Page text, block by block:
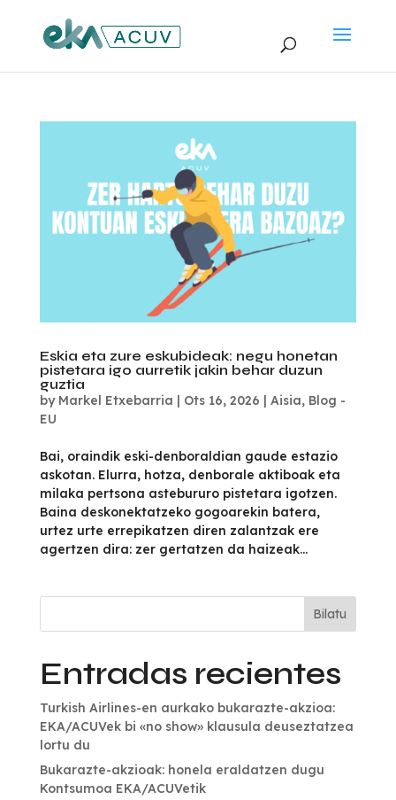
Eskia eta zure eskubideak: negu honetan
pistetara igo aurretik jakin behar duzun
guztia
by Markel Etxebarria | Ots 16, 2026 | Aisia, Blog -
EU
Bai, oraindik eski-denboraldian gaude estazio
askotan. Elurra, hotza, denborale aktiboak eta
milaka pertsona astebururo pistetara igotzen.
Baina deskonektatzeko gogoarekin batera,
urtez urte errepikatzen diren zalantzak ere
agertzen dira: zer gertatzen da haizeak...
Bilatu
Entradas recientes
Turkish Airlines-en aurkako bukarazte-akzioa:
EKA/ACUVek bi «no show» klausula deuseztatzea
lortu du
Bukarazte-akzioak: honela eraldatzen dugu
Kontsumoa EKA/ACUVetik